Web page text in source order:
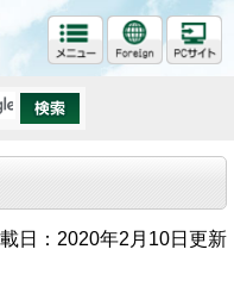
日：2020年2月10日更新